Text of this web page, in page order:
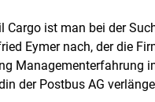
Cargo ist man bei der
Eymer nach, der die
der Postbus AG